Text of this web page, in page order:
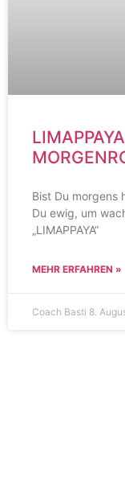
Bist Du morgens
Du ewig, um
„LIMAPPAYA“
MEHR ERFAHREN »
Coach Basti 8.